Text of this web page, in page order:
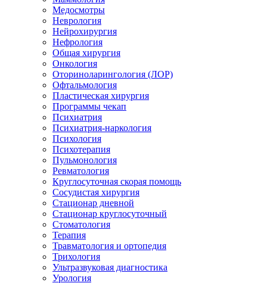
Медосмотры
Неврология
Нейрохирургия
Нефрология
Общая хирургия
Онкология
Оториноларингология (ЛОР)
Офтальмология
Пластическая хирургия
Программы чекап
Психиатрия
Психиатрия-наркология
Психология
Психотерапия
Пульмонология
Ревматология
Круглосуточная скорая помощь
Сосудистая хирургия
Стационар дневной
Стационар круглосуточный
Стоматология
Терапия
Травматология и ортопедия
Трихология
Ультразвуковая диагностика
Урология